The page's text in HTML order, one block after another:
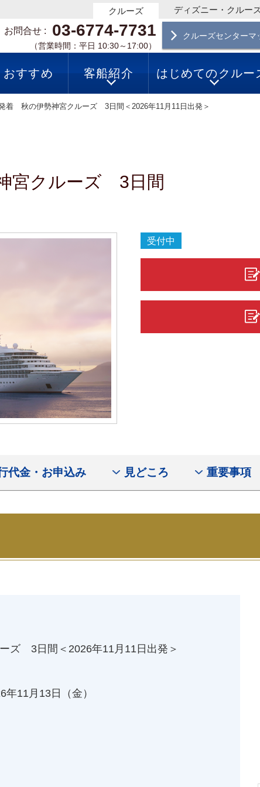
クルーズ ディズニー・クルー
お問合せ 03-6774-7731
（営業時間：平日 10:30～17:00）
クルーズセンターマ
おすすめ 客船紹介 はじめてのクルー
着 秋の伊勢神宮クルーズ 3日間＜2026年11月11日出発＞
宮クルーズ 3日間
受付中
代金・お申込み 見どころ 重要事項
ズ 3日間＜2026年11月11日出発＞
年11月13日 （金）